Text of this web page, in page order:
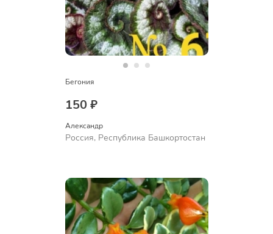
Бегония
150 ₽
Александр
Россия, Республика Башкортостан